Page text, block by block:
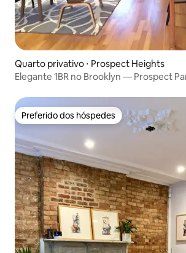
Quarto privativo ⋅ Prospect Heights
Elegante 1BR no Brooklyn — Prospect
Preferido dos hóspedes
Preferido dos hóspedes